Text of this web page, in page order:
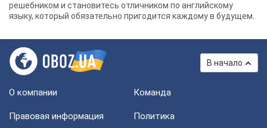
решебником и становитесь отличником по английскому
языку, который обязательно пригодится каждому в будущем.
В начало
О компании Команда
Правовая информация
Политика